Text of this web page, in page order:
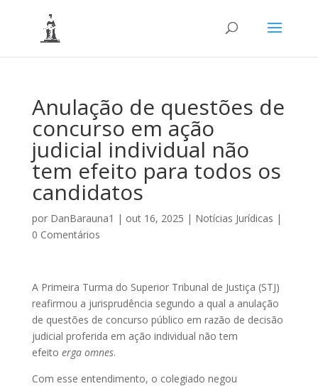
Anulação de questões de
concurso em ação
judicial individual não
tem efeito para todos os
candidatos
por DanBarauna1 | out 16, 2025 | Notícias Jurídicas |
0 Comentários
A Primeira Turma do Superior Tribunal de Justiça (STJ)
reafirmou a jurisprudência segundo a qual a anulação
de questões de concurso público em razão de decisão
judicial proferida em ação individual não tem
efeito erga omnes.
Com esse entendimento, o colegiado negou